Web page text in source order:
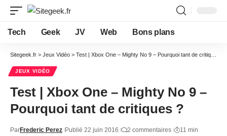
Tech Geek JV Web Bons plans
Sitegeek.fr > Jeux Vidéo > Test | Xbox One – Mighty No 9 – Pourquoi tant de critiques ?
JEUX VIDÉO
Test | Xbox One – Mighty No 9 –
Pourquoi tant de critiques ?
ParFrederic Perez Publié 22 juin 2016 2 commentaires 11 min